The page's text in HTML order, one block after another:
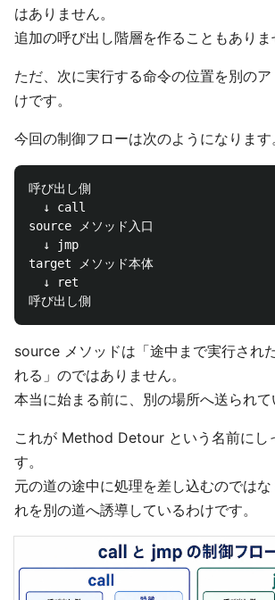
はありません。
追加の呼び出し階層を作ることもありま
ただ、次に実行する命令の位置を別の
けです。
今回の制御フローは次のようになります
呼び出し側
  ↓ call
source メソッド入口
  ↓ jmp
target メソッド本体
  ↓ ret
source メソッドは「途中まで実行され
れる」のではありません。
本当に始まる前に、別の場所へ送られて
これが Method Detour という名前にし
す。
元の道の途中に処理を差し込むのでは
れを別の道へ誘導しているわけです。